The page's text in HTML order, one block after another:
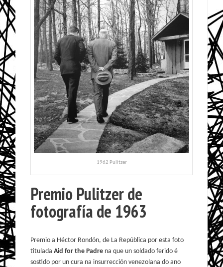
1962 Pulitzer
Premio Pulitzer de
fotografía de 1963
Premio a Héctor Rondón, de La República por esta foto
tituladaAid for the Padre na que un soldado ferido é
sostido por un cura na insurrección venezolana do ano